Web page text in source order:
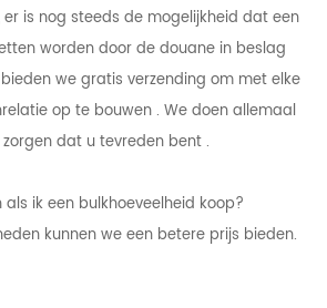
is nog steeds de mogelijkheid dat een
worden door de douane in beslag
we gratis verzending om met elke
op te bouwen . We doen allemaal
dat u tevreden bent .
ik een bulkhoeveelheid koop?
kunnen we een betere prijs bieden.